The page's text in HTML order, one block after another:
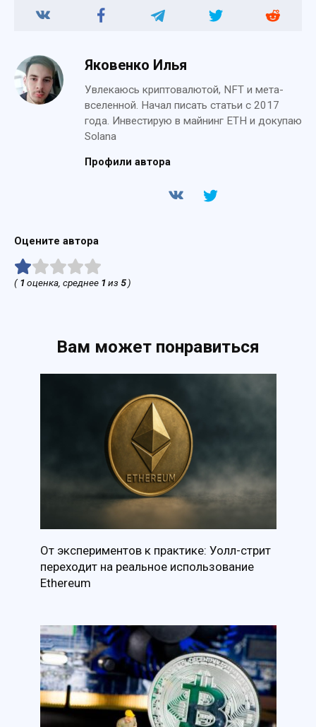
Яковенко Илья
Увлекаюсь криптовалютой, NFT и мета-
вселенной. Начал писать статьи с 2017
года. Инвестирую в майнинг ETH и докупаю
Solana
Профили автора
Оцените автора
( 1оценка, среднее 1из 5)
Вам может понравиться
От экспериментов к практике: Уолл-стрит
переходит на реальное использование
Ethereum